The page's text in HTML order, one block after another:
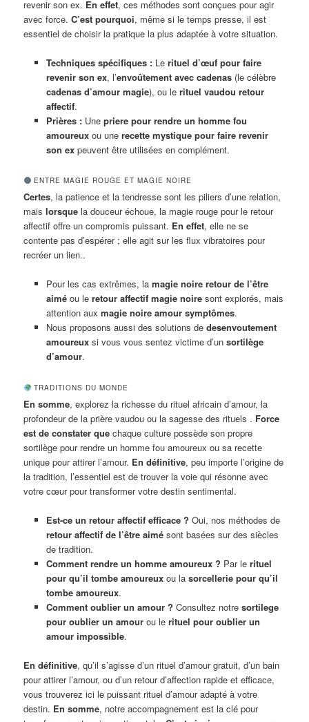
revenir son ex. En effet, ces méthodes sont conçues pour agir
avec force.C’est pourquoi, même si le temps presse, il est
essentiel de choisir la pratique la plus adaptée à votre situation.
Techniques spécifiques :Le rituel d’œuf pour faire
revenir son ex, l’envoûtement avec cadenas(le célèbre
cadenas d’amour magie), ou le rituel vaudou retour
affectif.
Prières :Une priere pour rendre un homme fou
amoureuxou une recette mystique pour faire revenir
son expeuvent être utilisées en complément.
ENTRE MAGIE ROUGE ET MAGIE NOIRE
Certes, la patience et la tendresse sont les piliers d’une relation,
maislorsque la douceur échoue, la magie rouge pour le retour
affectif offre un compromis puissant. En effet, elle ne se
contente pas d’espérer ; elle agit sur les flux vibratoires pour
recréer un lien..
Pour les cas extrêmes, la magie noire retour de l’être
aiméou le retour affectif magie noiresont explorés, mais
attention aux magie noire amour symptômes.
Nous proposons aussi des solutions de desenvoutement
amoureuxsi vous vous sentez victime d’un sortilège
d’amour.
TRADITIONS DU MONDE
En somme, explorez la richesse du rituel africain d’amour, la
profondeur de la prière vaudou ou la sagesse des rituels . Force
est de constater que chaque culture possède son propre
sortilège pour rendre un homme fou amoureux ou sa recette
unique pour attirer l’amour. En définitive, peu importe l’origine de
la tradition, l’essentiel est de trouver la voie qui résonne avec
votre cœur pour transformer votre destin sentimental.
Est-ce un retour affectif efficace ? Oui, nos méthodes de
retour affectif de l’être aimésont basées sur des siècles
de tradition.
Comment rendre un homme amoureux ? Par le rituel
pour qu’il tombe amoureuxou la sorcellerie pour qu’il
tombe amoureux.
Comment oublier un amour ? Consultez notre sortilege
pour oublier un amourou le rituel pour oublier un
amour impossible.
En définitive, qu’il s’agisse d’un rituel d’amour gratuit, d’un bain
pour attirer l’amour, ou d’un retour d’affection rapide et efficace,
vous trouverez ici le puissant rituel d’amour adapté à votre
destin. En somme, notre accompagnement est la clé pour